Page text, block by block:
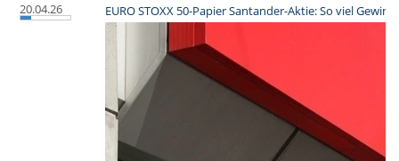
20.04.26 EURO STOXX 50-Papier Santander-Aktie: So viel